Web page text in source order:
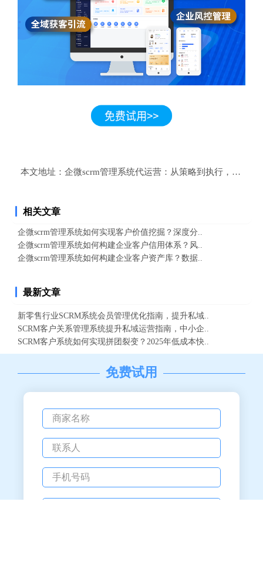
本文地址： 企微scrm管理系统代运营：从策略到执行，一站式
相关文章
企微scrm管理系统如何实现客户价值挖掘？深度分..
企微scrm管理系统如何构建企业客户信用体系？风..
企微scrm管理系统如何构建企业客户资产库？数据..
最新文章
新零售行业SCRM系统会员管理优化指南，提升私域..
SCRM客户关系管理系统提升私域运营指南，中小企..
SCRM客户系统如何实现拼团裂变？2025年低成本快..
免费试用